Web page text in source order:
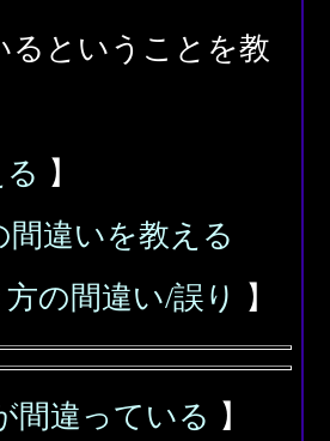
るということを教
】
間違いを教える
の間違い/誤り 】
間違っている 】